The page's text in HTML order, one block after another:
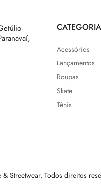
Acessórios
Lançamentos
Roupas
Skate
Tênis
Streetwear. Todos direitos